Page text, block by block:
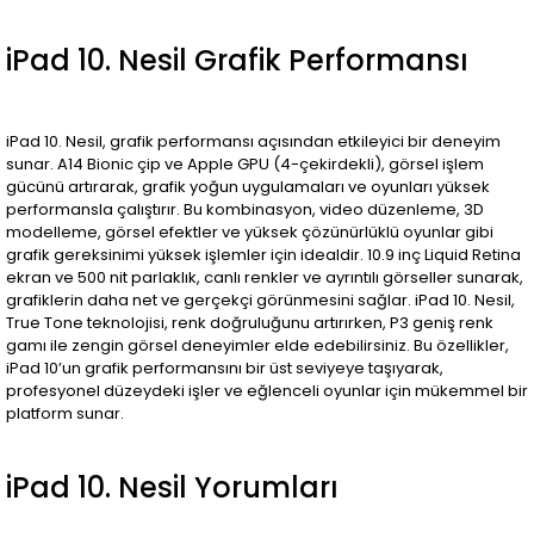
iPad 10. Nesil Grafik Performansı
iPad 10. Nesil, grafik performansı açısından etkileyici bir deneyim
sunar. A14 Bionic çip ve Apple GPU (4-çekirdekli), görsel işlem
gücünü artırarak, grafik yoğun uygulamaları ve oyunları yüksek
performansla çalıştırır. Bu kombinasyon, video düzenleme, 3D
modelleme, görsel efektler ve yüksek çözünürlüklü oyunlar gibi
grafik gereksinimi yüksek işlemler için idealdir. 10.9 inç Liquid Retina
ekran ve 500 nit parlaklık, canlı renkler ve ayrıntılı görseller sunarak,
grafiklerin daha net ve gerçekçi görünmesini sağlar. iPad 10. Nesil,
True Tone teknolojisi, renk doğruluğunu artırırken, P3 geniş renk
gamı ile zengin görsel deneyimler elde edebilirsiniz. Bu özellikler,
iPad 10’un grafik performansını bir üst seviyeye taşıyarak,
profesyonel düzeydeki işler ve eğlenceli oyunlar için mükemmel bir
platform sunar.
iPad 10. Nesil Yorumları